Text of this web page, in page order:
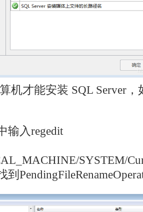
机才能安装 SQL Server
输入regedit
SYSTEM/
到